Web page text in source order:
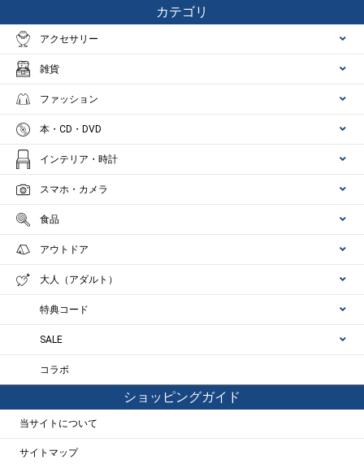
カテゴリ
アクセサリー
雑貨
ファッション
本・CD・DVD
インテリア・時計
スマホ・カメラ
食品
アウトドア
大人（アダルト）
特典コード
SALE
コラボ
ショッピングガイド
当サイトについて
サイトマップ